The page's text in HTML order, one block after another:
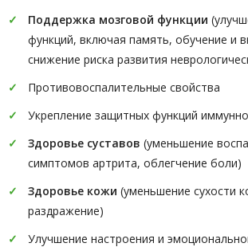
Поддержка мозговой функции
функций, включая память, обучение и
снижение риска развития
Противовоспалительные свойства
Укрепление защитных функций
Здоровье суставов (уменьшение
симптомов артрита, облегчение боли)
Здоровье кожи (уменьшение сухости
раздражение)
Улучшение настроения и